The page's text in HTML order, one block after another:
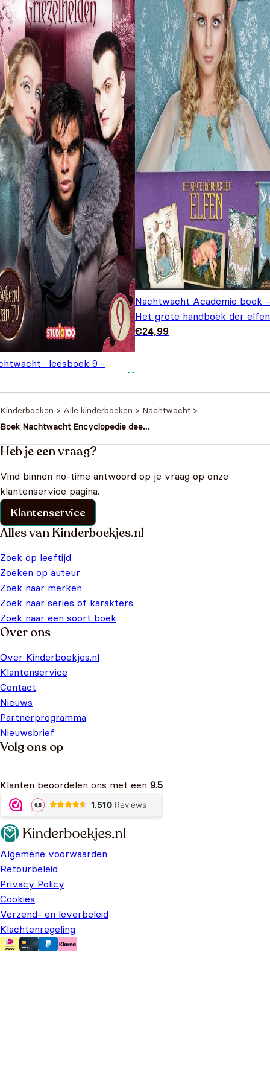
: leesboek 9 -
Nachtwacht Academie boek
Het grote handboek der elfen
€24,99
Kinderboeken > Alle kinderboeken > Nachtwacht >
Boek Nachtwacht Encyclopedie deel
Heb je een vraag?
Vind binnen no-time antwoord op je vraag op onze
klantenservice pagina.
Klantenservice
Alles van Kinderboekjes.nl
Zoek op leeftijd
Zoeken op auteur
Zoek naar merken
Zoek naar series of karakters
Zoek naar een soort boek
Over ons
Over Kinderboekjes.nl
Klantenservice
Contact
Nieuws
Partnerprogramma
Nieuwsbrief
Volg ons op
Klanten beoordelen ons met een 9.5
Algemene voorwaarden
Retourbeleid
Privacy Policy
Cookies
Verzend- en leverbeleid
Klachtenregeling